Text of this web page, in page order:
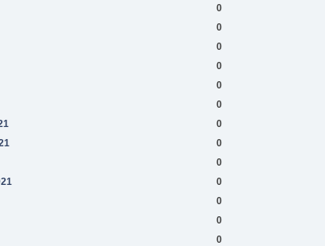
0
0
0
0
0
0
0
0
0
0
0
0
0